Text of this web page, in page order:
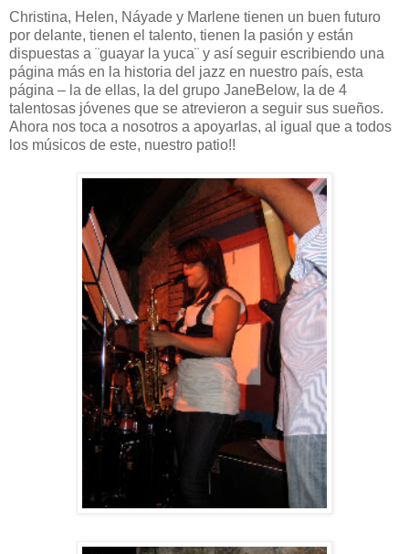
Christina, Helen, Náyade y Marlene tienen un buen futuro
por delante, tienen el talento, tienen la pasión y están
dispuestas a ¨guayar la yuca¨ y así seguir escribiendo una
página más en la historia del jazz en nuestro país, esta
página – la de ellas, la del grupo JaneBelow, la de 4
talentosas jóvenes que se atrevieron a seguir sus sueños.
Ahora nos toca a nosotros a apoyarlas, al igual que a todos
los músicos de este, nuestro patio!!